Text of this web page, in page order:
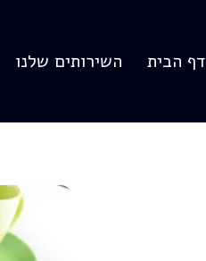
דף הבית השירותים שלנו